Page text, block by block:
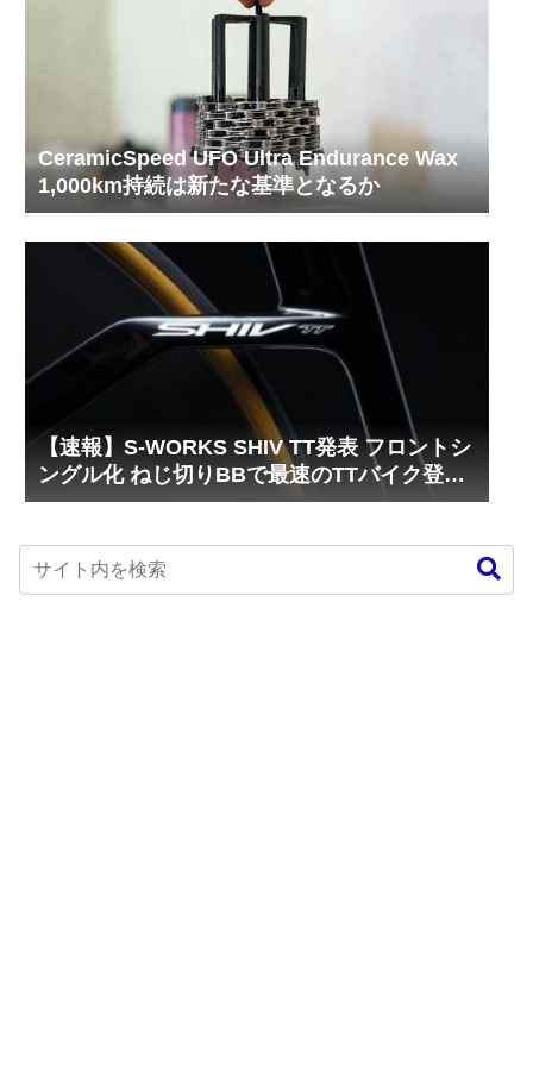
CeramicSpeed UFO Ultra Endurance Wax
1,000km持続は新たな基準となるか
【速報】S-WORKS SHIV TT発表 フロントシ
ングル化 ねじ切りBBで最速のTTバイク登
場！